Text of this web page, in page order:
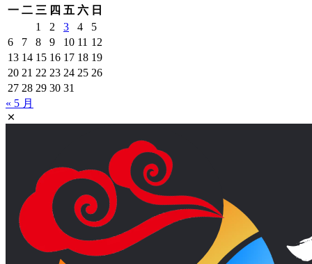
昆明闺蜜游（昆明旅游团报价6日游）